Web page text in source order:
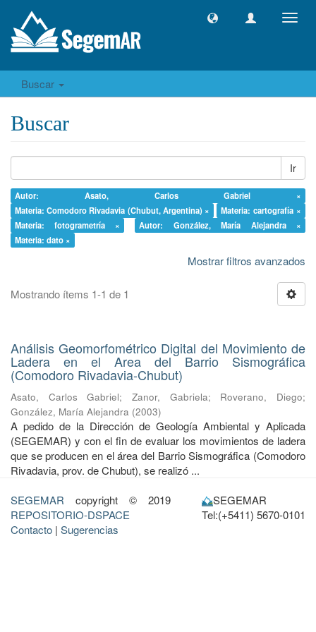
Buscar
Buscar
Ir
Autor: Asato, Carlos Gabriel ×
Materia: Comodoro Rivadavia (Chubut, Argentina) ×
Materia: cartografía ×
Materia: fotogrametría ×
Autor: González, María Alejandra ×
Materia: dato ×
Mostrar filtros avanzados
Mostrando ítems 1-1 de 1
Análisis Geomorfométrico Digital del Movimiento de
Ladera en el Area del Barrio Sismográfica
(Comodoro Rivadavia-Chubut)
Asato, Carlos Gabriel;Zanor, Gabriela; Roverano, Diego;
González, María Alejandra (2003)
A pedido de la Dirección de Geología Ambiental y Aplicada
(SEGEMAR) y con el fin de evaluar los movimientos de ladera
que se producen en el área del Barrio Sismográfica (Comodoro
Rivadavia, prov. de Chubut), se realizó ...
SEGEMAR copyright © 2019
REPOSITORIO-DSPACE
Contacto | Sugerencias
SEGEMAR
Tel:(+5411) 5670-0101